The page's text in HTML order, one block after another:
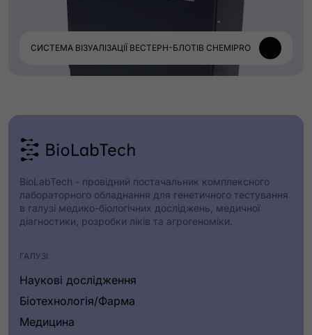
СИСТЕМА ВІЗУАЛІЗАЦІЇ ВЕСТЕРН-БЛОТІВ CHEMIPRO
BioLabTech - провідний постачальник комплексного
лабораторного обладнання для генетичного тестування
в галузі медико-біологічних досліджень, медичної
діагностики, розробки ліків та агрогеноміки.
ГАЛУЗІ
Наукові дослідження
Біотехнологія/Фарма
Медицина